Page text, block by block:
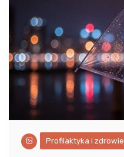
Profilaktyka i zdrowie